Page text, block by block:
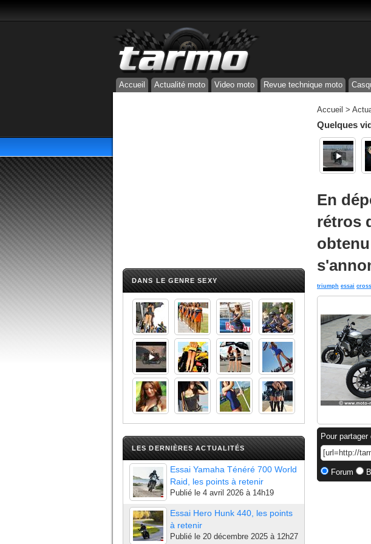
Accueil Actualité moto Video moto Revue technique moto
DANS LE GENRE SEXY
LES DERNIÈRES ACTUALITÉS
Essai Yamaha Ténéré 700 World
Raid, les points à retenir
Publié le 4 avril 2026 à 14h19
Essai Hero Hunk 440, les points
à retenir
Publié le 20 décembre 2025 à 12h27
Accueil >
Quelques
En
rétros
triumph essai cross
Pour
Forum